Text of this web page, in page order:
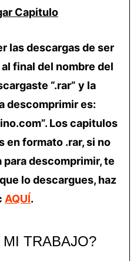
Capitulo
las descargas de ser
final del nombre del
“.rar” y la
descomprimir es:
Los capitulos
en formato .rar, si no
descomprimir, te
lo descargues, haz
AQUÍ.
TRABAJO?